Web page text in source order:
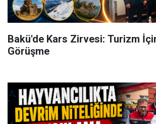
Bakü'de Kars Zirvesi: Turizm
Görüşme